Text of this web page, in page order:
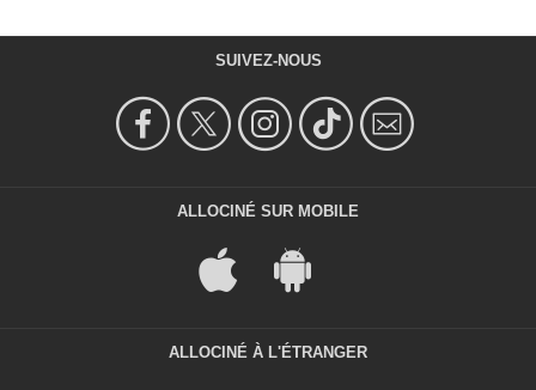
SUIVEZ-NOUS
ALLOCINÉ SUR MOBILE
ALLOCINÉ À L'ÉTRANGER